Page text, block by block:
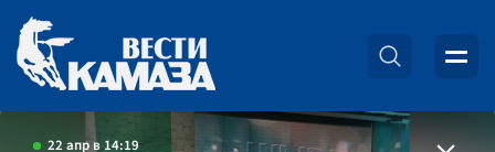
22 апр в 14:19